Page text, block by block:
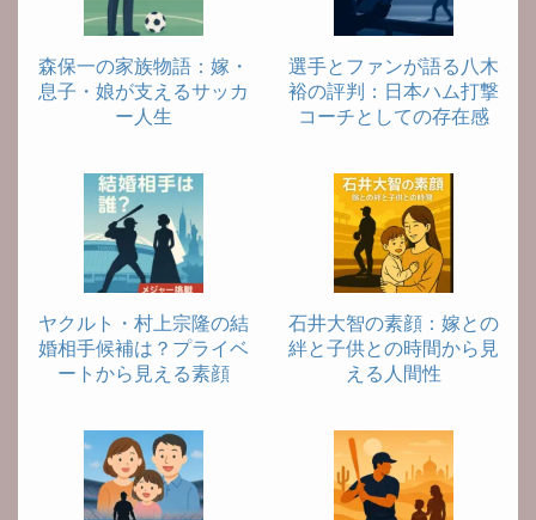
森保一の家族物語：嫁・
息子・娘が支えるサッカ
ー人生
選手とファンが語る八木
裕の評判：日本ハム打撃
コーチとしての存在感
ヤクルト・村上宗隆の結
婚相手候補は？プライベ
ートから見える素顔
石井大智の素顔：嫁との
絆と子供との時間から見
える人間性